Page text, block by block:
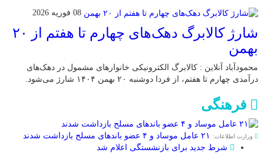
08 فوریه 2026
شارژ کالابرگ دهک‌های چهارم تا هفتم از ۲۰
بهمن
محمودآباد آنلاین : کالابرگ الکترونیکی خانوار‌های مشمول در دهک‌های
درآمدی چهارم تا هفتم، از فردا دوشنبه ۲۰ بهمن ۱۴۰۴ شارژ می‌شود.
فرهنگی
وزارت اطلاعات:
۲۱ عامل موساد و ۴ عضو باند‌های مسلح بازداشت شدند
شرط جدید برای بازنشستگی اعلام شد